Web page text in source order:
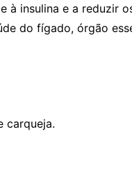
à insulina e a reduzir
do fígado, órgão
carqueja.